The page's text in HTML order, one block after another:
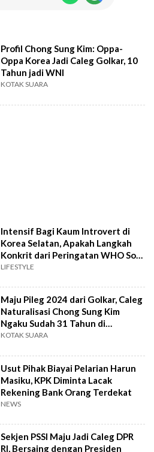
Profil Chong Sung Kim: Oppa-
Oppa Korea Jadi Caleg Golkar, 10
Tahun jadi WNI
KOTAK SUARA
Intensif Bagi Kaum Introvert di
Korea Selatan, Apakah Langkah
Konkrit dari Peringatan WHO Soal
Kesepian?
LIFESTYLE
Maju Pileg 2024 dari Golkar, Caleg
Naturalisasi Chong Sung Kim
Ngaku Sudah 31 Tahun di
Indonesia
KOTAK SUARA
Usut Pihak Biayai Pelarian Harun
Masiku, KPK Diminta Lacak
Rekening Bank Orang Terdekat
NEWS
Sekjen PSSI Maju Jadi Caleg DPR
RI, Bersaing dengan Presiden